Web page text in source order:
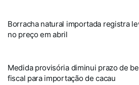
Borracha natural importada registra
no preço em abril
Medida provisória diminui prazo de
fiscal para importação de cacau